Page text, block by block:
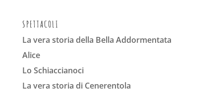
SPETTACOLI
La vera storia della Bella Addormentata
Alice
Lo Schiaccianoci
La vera storia di Cenerentola